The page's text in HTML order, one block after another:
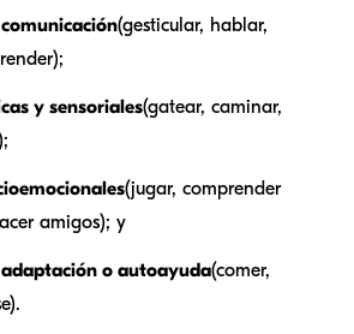
(gesticular, hablar,
y sensoriales(gatear, caminar,
(jugar, comprender
amigos); y
o autoayuda(comer,